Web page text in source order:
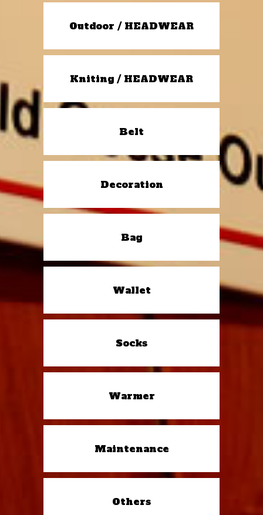
Outdoor / HEADWEAR
Kniting / HEADWEAR
Belt
Decoration
Bag
Wallet
Socks
Warmer
Maintenance
Others